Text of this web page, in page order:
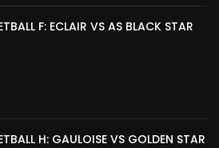
F: ECLAIR VS AS BLACK STAR
H: GAULOISE VS GOLDEN STAR